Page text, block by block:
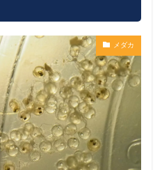
メダカ